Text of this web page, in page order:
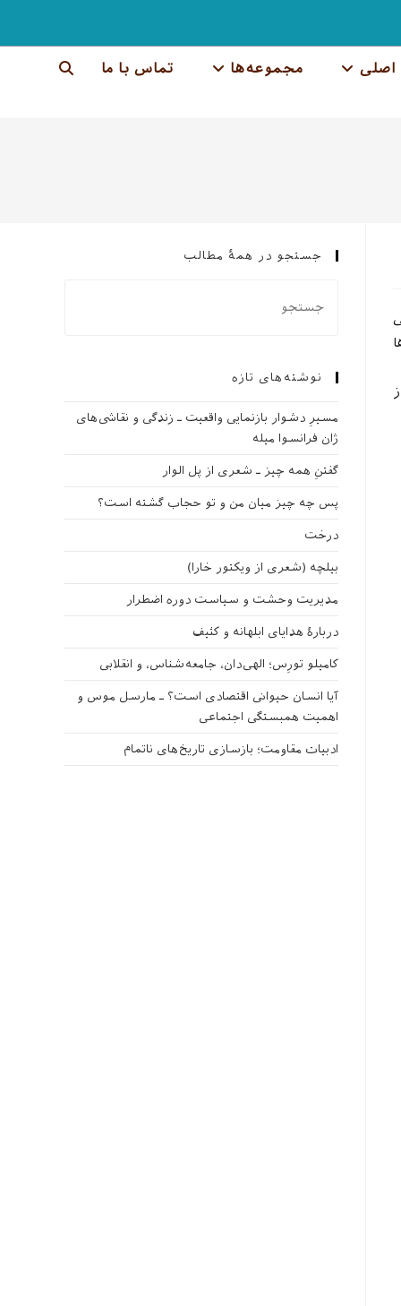
مجموعه‌ها تماس با ما جستجوی
جستجو در همهٔ مطالب
نوشته‌های تازه
مسیرِ دشوار بازنمایی واقعیت ـ زندگی و نقاشی‌های
ژان فرانسوا میله
گفتنِ همه چیز ـ شعری از پل الوار
پس چه چیز میان من و تو حجاب گشته است؟
درخت
بیلچه (شعری از ویکتور خارا)
مدیریت وحشت و سیاست دوره اضطرار
دربارهٔ هدایای ابلهانه و کثیف
کامیلو تورِس؛ الهی‌دان، جامعه‌شناس، و انقلابی
آیا انسان حیوانی اقتصادی است؟ ـ مارسل موس و
اهمیت همبستگی اجتماعی
ادبیات مقاومت؛ بازسازی تاریخ‌های ناتمام